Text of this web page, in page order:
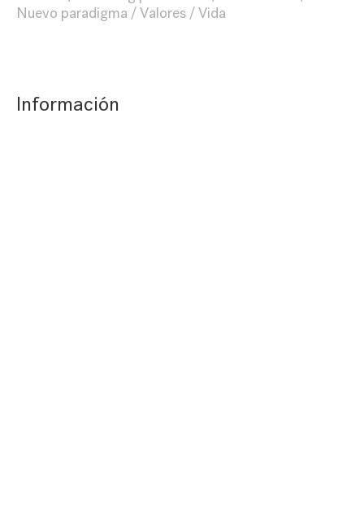
Información
Nuevo paradigma
Valores Vida